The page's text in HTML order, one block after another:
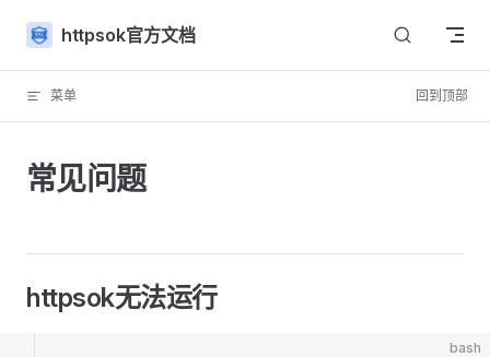
Skip to content
httpsok官方文档
菜单 回到顶部
常见问题
httpsok无法运行
bash